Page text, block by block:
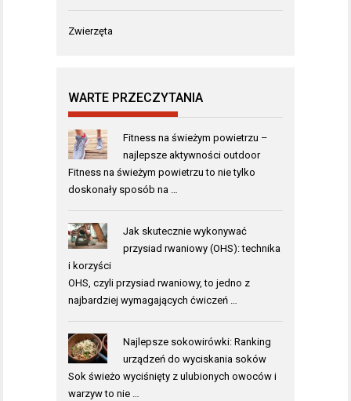
Zwierzęta
WARTE PRZECZYTANIA
Fitness na świeżym powietrzu –
najlepsze aktywności outdoor
Fitness na świeżym powietrzu to nie tylko
doskonały sposób na …
Jak skutecznie wykonywać
przysiad rwaniowy (OHS): technika
i korzyści
OHS, czyli przysiad rwaniowy, to jedno z
najbardziej wymagających ćwiczeń …
Najlepsze sokowirówki: Ranking
urządzeń do wyciskania soków
Sok świeżo wyciśnięty z ulubionych owoców i
warzyw to nie …